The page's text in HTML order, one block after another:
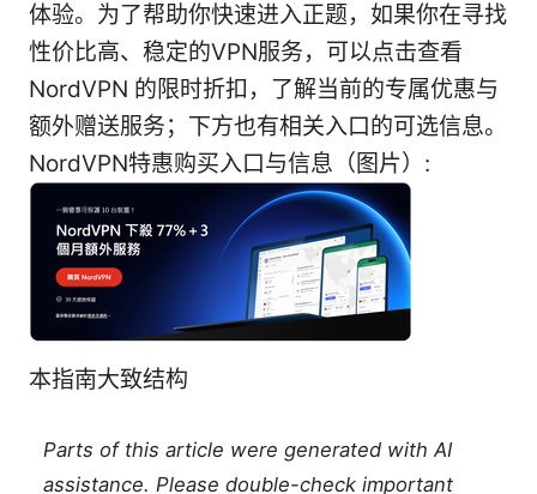
体验。为了帮助你快速进入正题，如果你在寻找
性价比高、稳定的VPN服务，可以点击查看
NordVPN 的限时折扣，了解当前的专属优惠与
额外赠送服务；下方也有相关入口的可选信息。
NordVPN特惠购买入口与信息（图片）:
本指南大致结构
Parts of this article were generated with AI
assistance. Please double-check important